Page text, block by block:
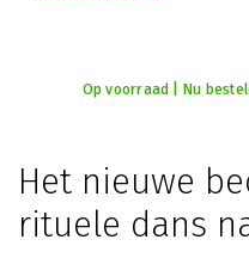
Op voorraad | Nu
Het nieuwe
rituele dans